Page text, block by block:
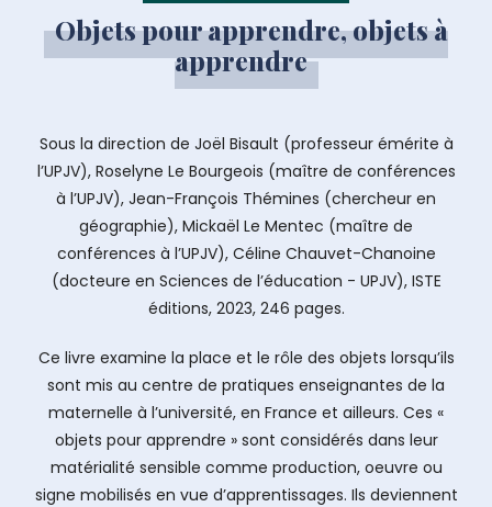
Objets pour apprendre, objets à
apprendre
Sous la direction de Joël Bisault (professeur émérite à
l’UPJV), Roselyne Le Bourgeois (maître de conférences
à l’UPJV), Jean-François Thémines (chercheur en
géographie), Mickaël Le Mentec (maître de
conférences à l’UPJV), Céline Chauvet-Chanoine
(docteure en Sciences de l’éducation - UPJV), ISTE
éditions, 2023, 246 pages.
Ce livre examine la place et le rôle des objets lorsqu’ils
sont mis au centre de pratiques enseignantes de la
maternelle à l’université, en France et ailleurs. Ces «
objets pour apprendre » sont considérés dans leur
matérialité sensible comme production, oeuvre ou
signe mobilisés en vue d’apprentissages. Ils deviennent